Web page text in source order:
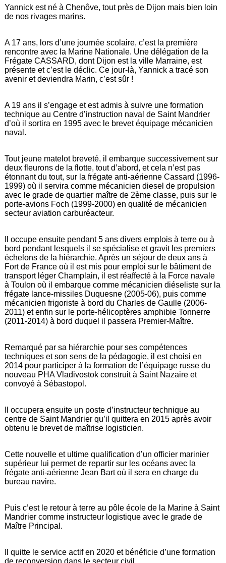
Yannick est né à Chenôve, tout près de Dijon mais bien loin
de nos rivages marins.
A 17 ans, lors d’une journée scolaire, c’est la première
rencontre avec la Marine Nationale. Une délégation de la
Frégate CASSARD, dont Dijon est la ville Marraine, est
présente et c’est le déclic. Ce jour-là, Yannick a tracé son
avenir et deviendra Marin, c’est sûr !
A 19 ans il s’engage et est admis à suivre une formation
technique au Centre d’instruction naval de Saint Mandrier
d’où il sortira en 1995 avec le brevet équipage mécanicien
naval.
Tout jeune matelot breveté, il embarque successivement sur
deux fleurons de la flotte, tout d’abord, et cela n’est pas
étonnant du tout, sur la frégate anti-aérienne Cassard (1996-
1999) où il servira comme mécanicien diesel de propulsion
avec le grade de quartier maître de 2ème classe, puis sur le
porte-avions Foch (1999-2000) en qualité de mécanicien
secteur aviation carburéacteur.
Il occupe ensuite pendant 5 ans divers emplois à terre ou à
bord pendant lesquels il se spécialise et gravit les premiers
échelons de la hiérarchie. Après un séjour de deux ans à
Fort de France où il est mis pour emploi sur le bâtiment de
transport léger Champlain, il est réaffecté à la Force navale
à Toulon où il embarque comme mécanicien diéseliste sur la
frégate lance-missiles Duquesne (2005-06), puis comme
mécanicien frigoriste à bord du Charles de Gaulle (2006-
2011) et enfin sur le porte-hélicoptères amphibie Tonnerre
(2011-2014) à bord duquel il passera Premier-Maître.
Remarqué par sa hiérarchie pour ses compétences
techniques et son sens de la pédagogie, il est choisi en
2014 pour participer à la formation de l’équipage russe du
nouveau PHA Vladivostok construit à Saint Nazaire et
convoyé à Sébastopol.
Il occupera ensuite un poste d’instructeur technique au
centre de Saint Mandrier qu’il quittera en 2015 après avoir
obtenu le brevet de maîtrise logisticien.
Cette nouvelle et ultime qualification d’un officier marinier
supérieur lui permet de repartir sur les océans avec la
frégate anti-aérienne Jean Bart où il sera en charge du
bureau navire.
Puis c’est le retour à terre au pôle école de la Marine à Saint
Mandrier comme instructeur logistique avec le grade de
Maître Principal.
Il quitte le service actif en 2020 et bénéficie d’une formation
de reconversion dans le secteur civil.